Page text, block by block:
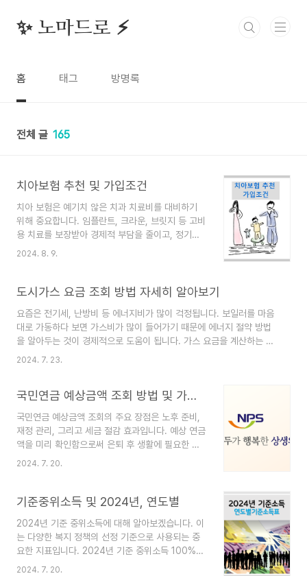
✨ 노마드로 ⚡️
홈 태그 방명록
전체 글 165
치아보험 추천 및 가입조건
치아 보험은 예기치 않은 치과 치료비를 대비하기
위해 중요합니다. 임플란트, 크라운, 브릿지 등 고비
용 치료를 보장받아 경제적 부담을 줄이고, 정기적
인 치과 검진과 예방 치료를 통해 구강 건강을 유지
이 있습니다. 보험료 비교 한번에 바로가기 라이나
을 선택할 수 있습니다. 특히 임플란트, 크라운, 브
릿지 등의 보철치료를 포함한 상품이 있습니다.라이
나 생명 치아보험 현대해상: 다양한 치아보험 상품
을 제공하며, 고객의 필요에 맞춘 맞춤형 보장이 가
KB손해보험 (LI..
2024. 8. 9.
도시가스 요금 조회 방법 자세히 알아보기
요즘은 전기세, 난방비 등 에너지비가 많이 걱정됩니다. 보일러를 마음
대로 가동하다 보면 가스비가 많이 들어가기 때문에 에너지 절약 방법
을 알아두는 것이 경제적으로 도움이 됩니다. 가스 요금을 계산하는 방
법으로는 집마다 있는 자가검침계를 이용하여 직접 계산하거나, 관련
울철 난방비, 여름철 전기세 등 에너지비를 절약하는 방법을 알아두면
주소를 모르거나 집에 PC가 없는 경우, 스마트폰 앱을 사용할 수 있습
니다. 거주하는 지역의 가스 공사를 검색하여 해당 앱을 다운로드하면
됩니다. PC 가스 요금조회 하기 ..
2024. 7. 23.
국민연금 예상금액 조회 방법 및 가입 기간 늘릴 수 있는 방법
국민연금 예상금액 조회의 주요 장점은 노후 준비,
재정 관리, 그리고 세금 절감 효과입니다. 예상 연금
액을 미리 확인함으로써 은퇴 후 생활에 필요한 재
정 계획을 세울 수 있습니다. 또한, 현재의 재정 상
대상이므로 세금 절감 효과도 기대할 수 있습니다
을 조회하기 위해서는 국민연금공단의 다양한 온라
인 서비스를 이용할 수 있습니다. 다음은 예상연금
액을 확인하는 방법입니다, NPS 전자민원서비스◦
국민연금공단의 전자민원서비스 웹사이트를 통해
2024. 7. 20.
기준중위소득 및 2024년, 연도별
2024년 기준 중위소득에 대해 알아보겠습니다. 이
는 다양한 복지 정책의 선정 기준으로 사용되는 중
요한 지표입니다. 2024년 기준 중위소득 100%는
아래와 같고, 이를 활용해 다양한 정책을 추진할 수
2024. 7. 20.